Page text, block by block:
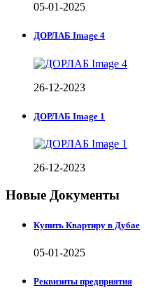
05-01-2025
ДОРЛАБ Image 4
26-12-2023
ДОРЛАБ Image 1
26-12-2023
Новые Документы
Купить Квартиру в Дубае
05-01-2025
Реквизиты предприятия